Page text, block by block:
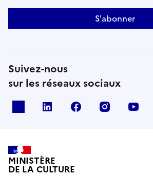
S'abonner
Suivez-nous
sur les réseaux sociaux
linkedin facebook instagram
MINISTÈRE
DE LA CULTURE